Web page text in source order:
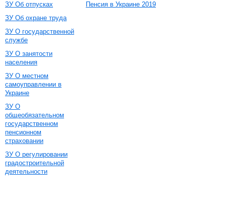
ЗУ Об отпусках
ЗУ Об охране труда
ЗУ О государственной
службе
ЗУ О занятости
населения
ЗУ О местном
самоуправлении в
Украине
ЗУ О
общеобязательном
государственном
пенсионном
страховании
ЗУ О регулировании
градостроительной
деятельности
Пенсия в Украине 2019